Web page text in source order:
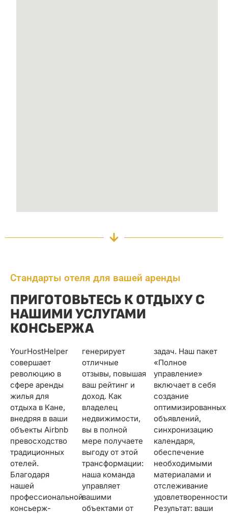
Стандарты отеля для вашей аренды
ПРИГОТОВЬТЕСЬ К ОТДЫХУ С
НАШИМИ УСЛУГАМИ
КОНСЬЕРЖА
YourHostHelper
совершает
революцию в
сфере аренды
жилья для
отдыха в Кане,
внедряя в ваши
объекты Airbnb
превосходство
традиционных
отелей.
Благодаря
нашей
профессиональной
консьерж-
генерирует
отличные
отзывы, повышая
ваш рейтинг и
доход. Как
владелец
недвижимости,
вы в полной
мере получаете
выгоду от этой
трансформации:
наша команда
управляет
вашими
объектами от
задач. Наш пакет
«Полное
управление»
включает в себя
создание
оптимизированных
объявлений,
синхронизацию
календаря,
обеспечение
необходимыми
материалами и
отслеживание
удовлетворенности.
Результат: ваши